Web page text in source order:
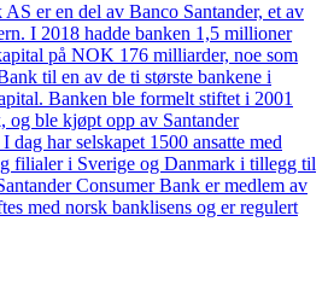
er en del av Banco Santander, et av
I 2018 hadde banken 1,5 millioner
på NOK 176 milliarder, noe som
til en av de ti største bankene i
Banken ble formelt stiftet i 2001
og ble kjøpt opp av Santander
dag har selskapet 1500 ansatte med
filialer i Sverige og Danmark i tillegg til
Consumer Bank er medlem av
med norsk banklisens og er regulert